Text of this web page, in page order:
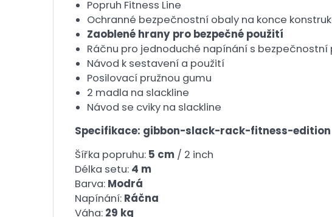
Popruh Fitness Line
Ochranné bezpečnostní obaly na konce
Zaoblené hrany pro bezpečné použití
Ráčnu pro jednoduché napínání s bezpečnostní
Návod k sestavení a použití
Posilovací pružnou gumu
2 madla na slackline
Návod se cviky na slackline
Specifikace: gibbon-slack-rack-fitness-edition
Šířka popruhu: 5 cm / 2 inch
Délka setu: 4 m
Barva: Modrá
Napínání: Ráčna
Váha: 29 kg